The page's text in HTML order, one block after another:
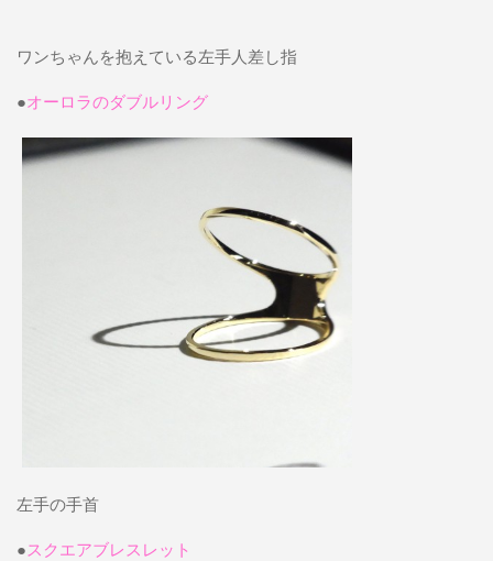
ワンちゃんを抱えている左手人差し指
●オーロラのダブルリング
左手の手首
●スクエアブレスレット